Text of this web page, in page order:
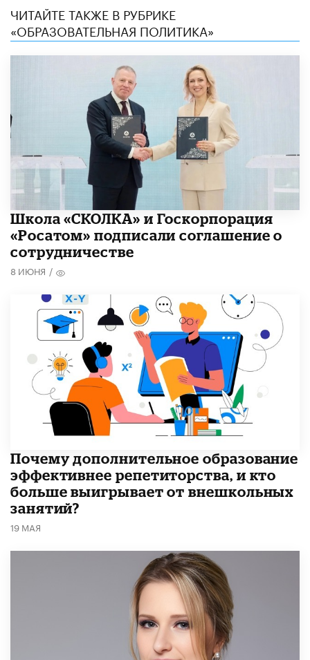
ЧИТАЙТЕ ТАКЖЕ В РУБРИКЕ
«ОБРАЗОВАТЕЛЬНАЯ ПОЛИТИКА»
Школа «СКОЛКА» и Госкорпорация
«Росатом» подписали соглашение о
сотрудничестве
8 ИЮНЯ /
​Почему дополнительное образование
эффективнее репетиторства, и кто
больше выигрывает от внешкольных
занятий?
19 МАЯ